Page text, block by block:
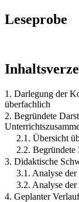
Leseprobe
1. Darlegung der
überfachlich
2. Begründete
2.1. Übersicht
2.2. Begründete
3. Didaktische
3.1. Analyse
3.2. Analyse der
4. Geplanter